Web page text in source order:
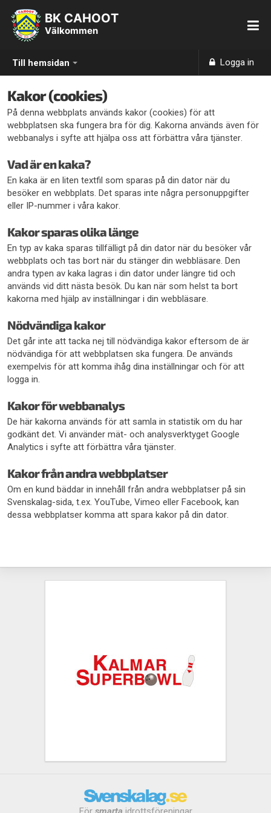
Till hemsidan Logga in
BK CAHOOT
Välkommen
Kakor (cookies)
På denna webbplats används kakor (cookies) för att
webbplatsen ska fungera bra för dig. Kakorna används även för
webbanalys i syfte att hjälpa oss att förbättra våra tjänster.
Vad är en kaka?
En kaka är en liten textfil som sparas på din dator när du
besöker en webbplats. Det sparas inte några personuppgifter
eller IP-nummer i våra kakor.
Kakor sparas olika länge
En typ av kaka sparas tillfälligt på din dator när du besöker vår
webbplats och tas bort när du stänger din webbläsare. Den
andra typen av kaka lagras i din dator under längre tid och
används vid ditt nästa besök. Du kan när som helst ta bort
kakorna med hjälp av inställningar i din webbläsare.
Nödvändiga kakor
Det går inte att tacka nej till nödvändiga kakor eftersom de är
nödvändiga för att webbplatsen ska fungera. De används
exempelvis för att komma ihåg dina inställningar och för att
logga in.
Kakor för webbanalys
De här kakorna används för att samla in statistik om du har
godkänt det. Vi använder mät- och analysverktyget Google
Analytics i syfte att förbättra våra tjänster.
Kakor från andra webbplatser
Om en kund bäddar in innehåll från andra webbplatser på sin
Svenskalag-sida, t.ex. YouTube, Vimeo eller Facebook, kan
dessa webbplatser komma att spara kakor på din dator.